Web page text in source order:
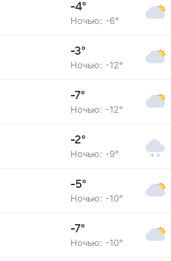
-4°
Ночью: -6°
-3°
Ночью: -12°
-7°
Ночью: -12°
-2°
Ночью: -9°
-5°
Ночью: -10°
-7°
Ночью: -10°